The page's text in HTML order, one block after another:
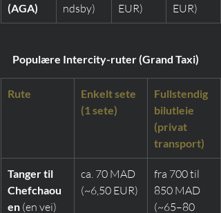
(AGA)
ndsby)
EUR)
EUR)
Populære Intercity-ruter (Grand Taxi)
Rute
Enkelt sete
(1 sete)
Fullstendig
bilutleie
(privat
transport)
Tanger til
Chefchaou
en (en vei)
ca. 70 MAD
(~6,50 EUR)
fra 700 til
850 MAD
(~65–80